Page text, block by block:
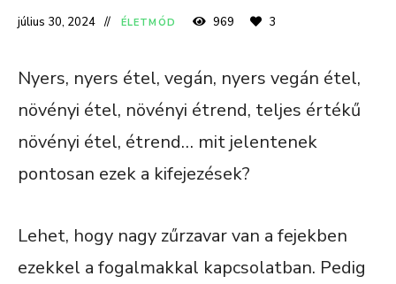
július 30, 2024 ÉLETMÓD 969 3
Nyers, nyers étel, vegán, nyers vegán étel,
növényi étel, növényi étrend, teljes értékű
növényi étel, étrend… mit jelentenek
pontosan ezek a kifejezések?
Lehet, hogy nagy zűrzavar van a fejekben
ezekkel a fogalmakkal kapcsolatban. Pedig